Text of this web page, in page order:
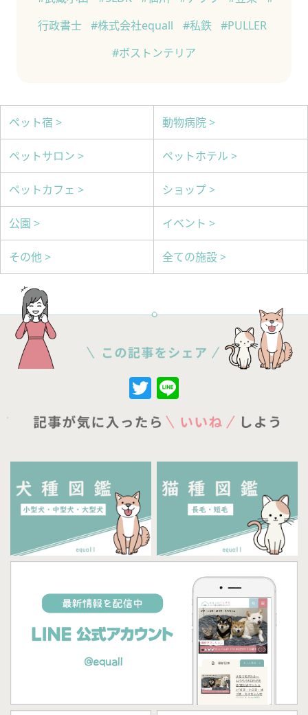
行政書士
#株式会社equall #私鉄
#PULLER
#ボストンテリア
ペット宿 > 動物病院 >
ペットサロン > ペットホテル >
ペットカフェ > ショップ >
公園 > イベント >
その他 > 全ての施設 >
Twitter